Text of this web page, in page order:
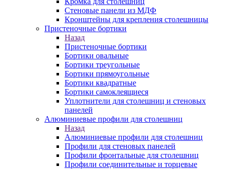
Стеновые панели из МДФ
Кронштейны для крепления столешницы
Пристеночные бортики
Назад
Пристеночные бортики
Бортики овальные
Бортики треугольные
Бортики прямоугольные
Бортики квадратные
Бортики самоклеящиеся
Уплотнители для столешниц и стеновых
панелей
Алюминиевые профили для столешниц
Назад
Алюминиевые профили для столешниц
Профили для стеновых панелей
Профили фронтальные для столешниц
Профили соединительные и торцевые